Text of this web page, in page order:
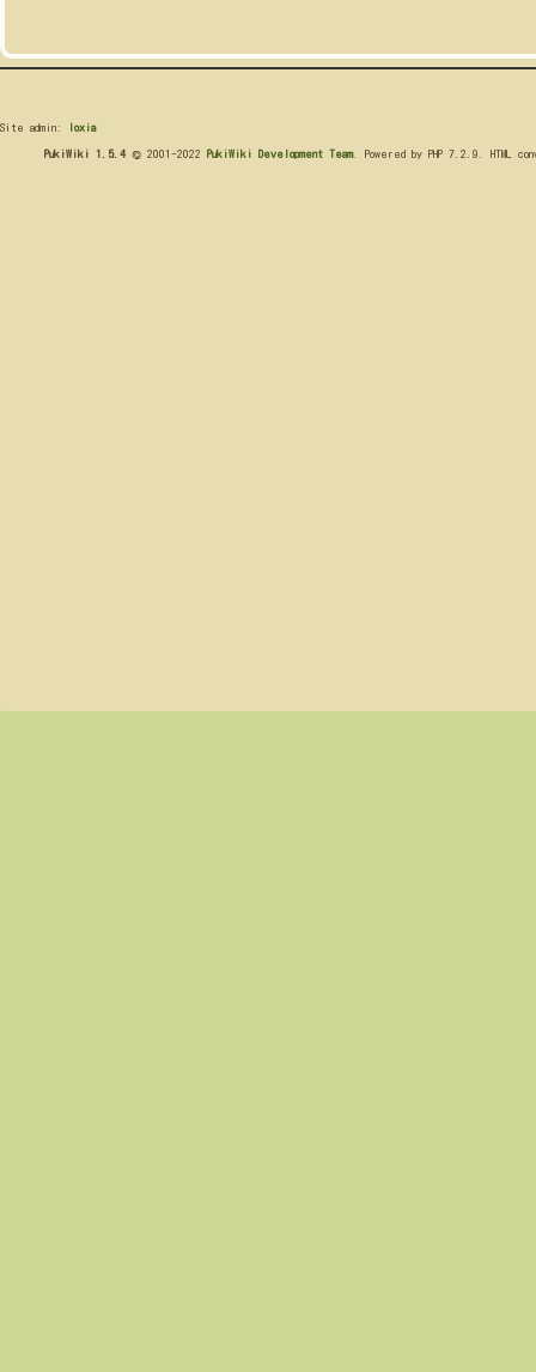
Site admin: loxia
PukiWiki 1.5.4 © 2001-2022 PukiWiki Development Team. Powered by PHP 7.2.9. HTML